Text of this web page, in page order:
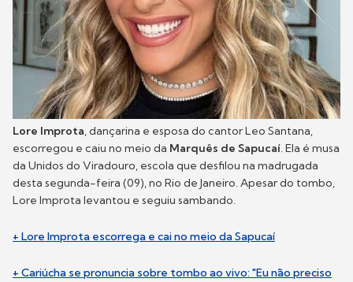
Lore Improta, dançarina e esposa do cantor Leo Santana,
escorregou e caiu no meio da Marquês de Sapucaí. Ela é musa
da Unidos do Viradouro, escola que desfilou na madrugada
desta segunda-feira (09), no Rio de Janeiro. Apesar do tombo,
Lore Improta levantou e seguiu sambando.
+ Lore Improta escorrega e cai no meio da Sapucaí
+ Cariúcha se pronuncia sobre tombo ao vivo: "Eu não preciso